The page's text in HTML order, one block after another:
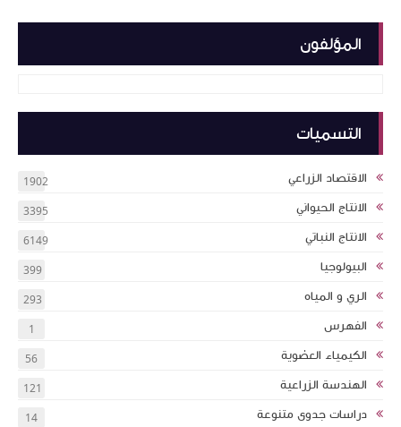
المؤلفون
التسميات
الاقتصاد الزراعي 1902
الانتاج الحيواني 3395
الانتاج النباتي 6149
البيولوجيا 399
الري و المياه 293
الفهرس 1
الكيمياء العضوية 56
الهندسة الزراعية 121
دراسات جدوى متنوعة 14